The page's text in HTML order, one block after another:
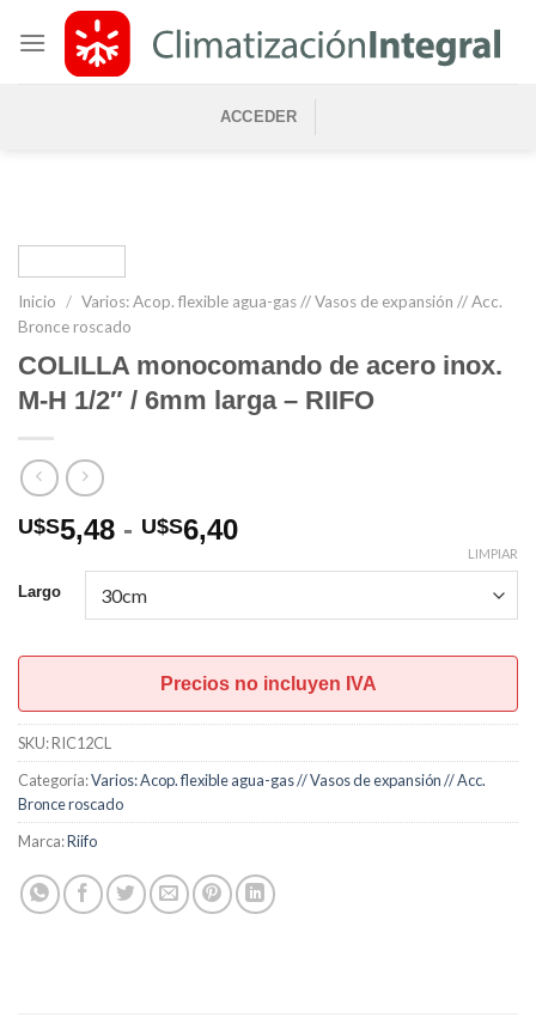
contenido
ACCEDER
Inicio / Varios: Acop. flexible agua-gas // Vasos de expansión // Acc.
Bronce roscado
COLILLA monocomando de acero inox.
M-H 1/2″ / 6mm larga – RIIFO
U$S5,48 - U$S6,40Rango
desde
hasta
U$S6,40
Largo
LIMPIAR
Precios no incluyen IVA
SKU:RIC12CL
Categoría:Varios: Acop. flexible agua-gas // Vasos de expansión // Acc.
Bronce roscado
Marca:Riifo